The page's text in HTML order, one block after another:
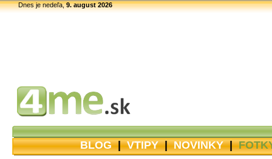
Dnes je nedeľa,9. august 2026
BLOG|VTIPY|NOVINKY|